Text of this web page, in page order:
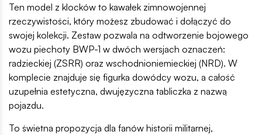
Ten model z klocków to kawałek zimnowojennej
rzeczywistości, który możesz zbudować i dołączyć do
swojej kolekcji. Zestaw pozwala na odtworzenie bojowego
wozu piechoty BWP-1 w dwóch wersjach oznaczeń:
radzieckiej (ZSRR) oraz wschodnioniemieckiej (NRD). W
komplecie znajduje się figurka dowódcy wozu, a całość
uzupełnia estetyczna, dwujęzyczna tabliczka z nazwą
pojazdu.
To świetna propozycja dla fanów historii militarnej,